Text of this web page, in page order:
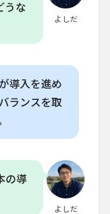
よしだ
うな
導入を進め
ランスを取
よしだ
の導